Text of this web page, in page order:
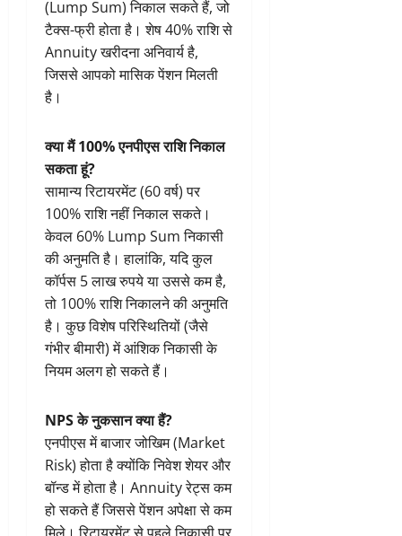
(Lump Sum) निकाल सकते हैं, जो
टैक्स-फ्री होता है। शेष 40% राशि से
Annuity खरीदना अनिवार्य है,
जिससे आपको मासिक पेंशन मिलती
है।
क्या मैं 100% एनपीएस राशि निकाल
सकता हूं?
सामान्य रिटायरमेंट (60 वर्ष) पर
100% राशि नहीं निकाल सकते।
केवल 60% Lump Sum निकासी
की अनुमति है। हालांकि, यदि कुल
कॉर्पस 5 लाख रुपये या उससे कम है,
तो 100% राशि निकालने की अनुमति
है। कुछ विशेष परिस्थितियों (जैसे
गंभीर बीमारी) में आंशिक निकासी के
नियम अलग हो सकते हैं।
NPS के नुकसान क्या हैं?
एनपीएस में बाजार जोखिम (Market
Risk) होता है क्योंकि निवेश शेयर और
बॉन्ड में होता है। Annuity रेट्स कम
हो सकते हैं जिससे पेंशन अपेक्षा से कम